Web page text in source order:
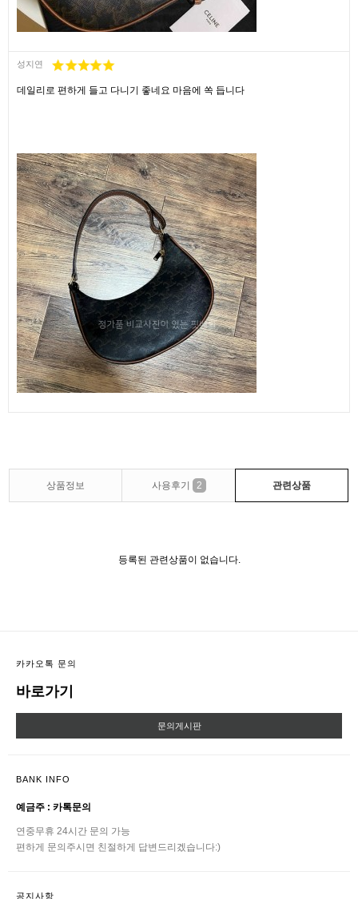
성지연
데일리로 편하게 들고 다니기 좋네요 마음에 쏙 듭니다
상품정보 사용후기 2 관련상품
등록된 관련상품이 없습니다.
카카오톡 문의
바로가기
문의게시판
BANK INFO
예금주 : 카톡문의
연중무휴 24시간 문의 가능
편하게 문의주시면 친절하게 답변드리겠습니다:)
공지사항